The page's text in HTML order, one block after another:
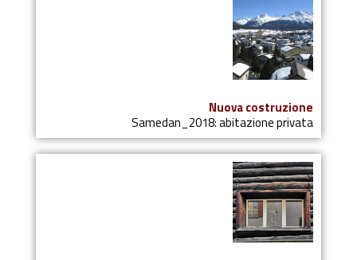
Nuova costruzione
Samedan_2018: abitazione privata